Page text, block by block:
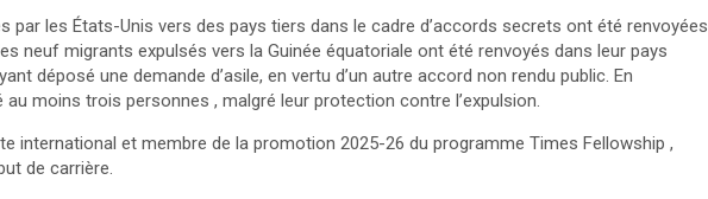
par les États-Unis vers des pays tiers dans le cadre d’accords secrets ont été renvoyées
neuf migrants expulsés vers la Guinée équatoriale ont été renvoyés dans leur pays
déposé une demande d’asile, en vertu d’un autre accord non rendu public. En
au moins trois personnes , malgré leur protection contre l’expulsion.
international et membre de la promotion 2025-26 du programme Times Fellowship ,
de carrière.